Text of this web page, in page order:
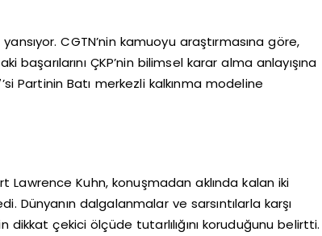
CGTN’nin kamuoyu araştırmasına göre,
başarılarını ÇKP’nin bilimsel karar alma anlayışına
Partinin Batı merkezli kalkınma modeline
Lawrence Kuhn, konuşmadan aklında kalan iki
Dünyanın dalgalanmalar ve sarsıntılarla karşı
dikkat çekici ölçüde tutarlılığını koruduğunu belirtti.